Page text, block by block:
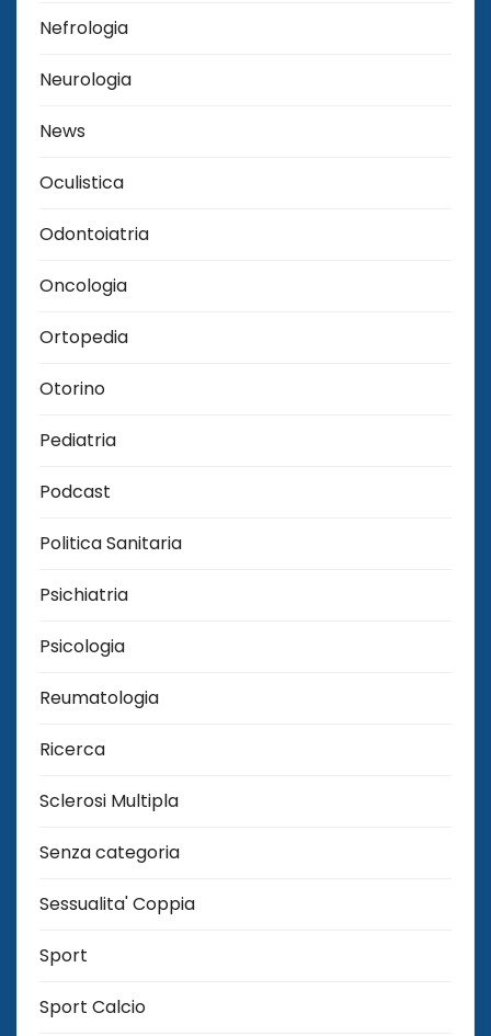
Nefrologia
Neurologia
News
Oculistica
Odontoiatria
Oncologia
Ortopedia
Otorino
Pediatria
Podcast
Politica Sanitaria
Psichiatria
Psicologia
Reumatologia
Ricerca
Sclerosi Multipla
Senza categoria
Sessualita' Coppia
Sport
Sport Calcio